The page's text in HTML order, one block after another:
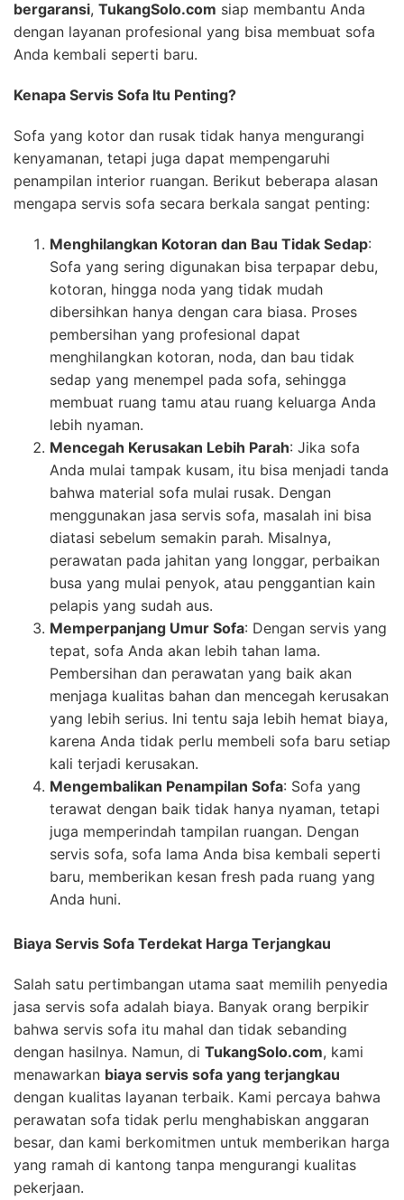
bergaransi, TukangSolo.com siap membantu Anda
dengan layanan profesional yang bisa membuat sofa
Anda kembali seperti baru.
Kenapa Servis Sofa Itu Penting?
Sofa yang kotor dan rusak tidak hanya mengurangi
kenyamanan, tetapi juga dapat mempengaruhi
penampilan interior ruangan. Berikut beberapa alasan
mengapa servis sofa secara berkala sangat penting:
Menghilangkan Kotoran dan Bau Tidak Sedap:
Sofa yang sering digunakan bisa terpapar debu,
kotoran, hingga noda yang tidak mudah
dibersihkan hanya dengan cara biasa. Proses
pembersihan yang profesional dapat
menghilangkan kotoran, noda, dan bau tidak
sedap yang menempel pada sofa, sehingga
membuat ruang tamu atau ruang keluarga Anda
lebih nyaman.
Mencegah Kerusakan Lebih Parah: Jika sofa
Anda mulai tampak kusam, itu bisa menjadi tanda
bahwa material sofa mulai rusak. Dengan
menggunakan jasa servis sofa, masalah ini bisa
diatasi sebelum semakin parah. Misalnya,
perawatan pada jahitan yang longgar, perbaikan
busa yang mulai penyok, atau penggantian kain
pelapis yang sudah aus.
Memperpanjang Umur Sofa: Dengan servis yang
tepat, sofa Anda akan lebih tahan lama.
Pembersihan dan perawatan yang baik akan
menjaga kualitas bahan dan mencegah kerusakan
yang lebih serius. Ini tentu saja lebih hemat biaya,
karena Anda tidak perlu membeli sofa baru setiap
kali terjadi kerusakan.
Mengembalikan Penampilan Sofa: Sofa yang
terawat dengan baik tidak hanya nyaman, tetapi
juga memperindah tampilan ruangan. Dengan
servis sofa, sofa lama Anda bisa kembali seperti
baru, memberikan kesan fresh pada ruang yang
Anda huni.
Biaya Servis Sofa Terdekat Harga Terjangkau
Salah satu pertimbangan utama saat memilih penyedia
jasa servis sofa adalah biaya. Banyak orang berpikir
bahwa servis sofa itu mahal dan tidak sebanding
dengan hasilnya. Namun, di TukangSolo.com, kami
menawarkan biaya servis sofa yang terjangkau
dengan kualitas layanan terbaik. Kami percaya bahwa
perawatan sofa tidak perlu menghabiskan anggaran
besar, dan kami berkomitmen untuk memberikan harga
yang ramah di kantong tanpa mengurangi kualitas
pekerjaan.